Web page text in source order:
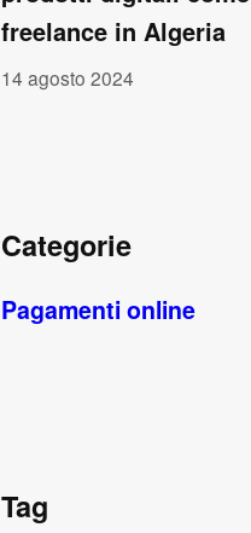
freelance in Algeria
14 agosto 2024
Categorie
Pagamenti online
Tag